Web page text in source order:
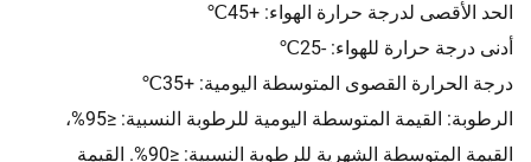
الحد الأقصى لدرجة حرارة الهواء: +45℃
أدنى درجة حرارة للهواء: -25℃
درجة الحرارة القصوى المتوسطة اليومية: +35℃
الرطوبة: القيمة المتوسطة اليومية للرطوبة النسبية: ≤95%،
القيمة المتوسطة الشهرية للرطوبة النسبية: ≤90%. القيمة